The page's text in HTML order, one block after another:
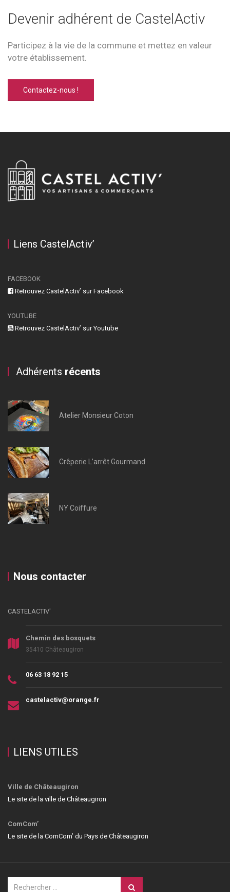
Devenir adhérent de CastelActiv
Participez à la vie de la commune et mettez en valeur
votre établissement.
Contactez-nous !
Liens CastelActiv’
FACEBOOK
Retrouvez CastelActiv’ sur Facebook
YOUTUBE
Retrouvez CastelActiv’ sur Youtube
Adhérents récents
Atelier Monsieur Coton
Crêperie L’arrêt Gourmand
NY Coiffure
Nous contacter
CASTELACTIV'
Chemin des bosquets
35410 Châteaugiron
06 63 18 92 15
castelactiv@orange.fr
LIENS UTILES
Ville de Châteaugiron
Le site de la ville de Châteaugiron
ComCom’
Le site de la ComCom’ du Pays de Châteaugiron